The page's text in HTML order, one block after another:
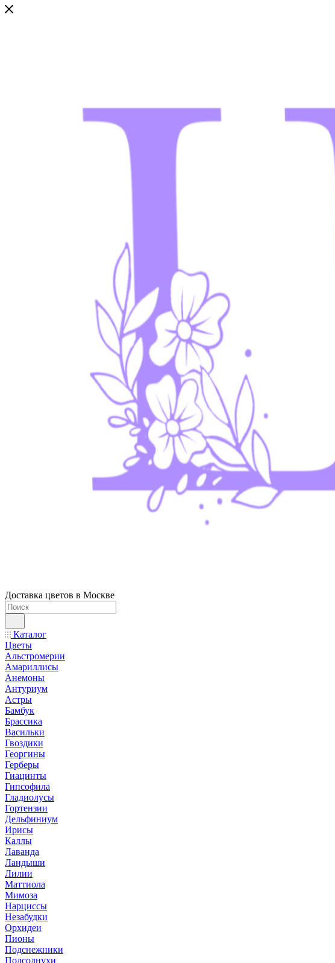
Доставка цветов в Москве
Каталог
Цветы
Альстромерии
Амариллисы
Анемоны
Антуриум
Астры
Бамбук
Брассика
Васильки
Гвоздики
Георгины
Герберы
Гиацинты
Гипсофила
Гладиолусы
Гортензии
Дельфиниум
Ирисы
Каллы
Лаванда
Ландыши
Лилии
Маттиола
Мимоза
Нарциссы
Незабудки
Орхидеи
Пионы
Подснежники
Подсолнухи